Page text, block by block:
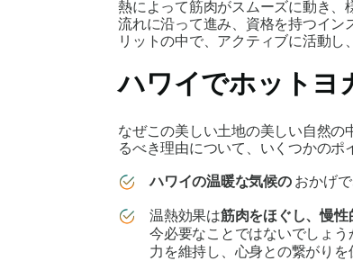
熱によって筋肉がスムーズに動き
流れに沿って進み、資格を持つイ
リットの中で、アクティブに活動し
ハワイでホットヨ
なぜこの美しい土地の美しい自然
るべき理由について、いくつかのポ
ハワイの温暖な気候のおかげで
温熱効果は筋肉をほぐし、慢
今必要なことではないでしょ
力を維持し、心身との繋がりを